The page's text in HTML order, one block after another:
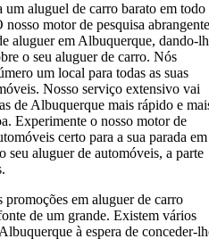
aluguel de carro barato em todo
motor de pesquisa abrangente
aluguer em Albuquerque, dando-
o seu aluguer de carro. Nós
um local para todas as suas
Nosso serviço extensivo vai
de Albuquerque mais rápido e
Experimente o nosso motor de
certo para a sua parada em
seu aluguer de automóveis, a parte
em aluguer de carro
de um grande. Existem vários
à espera de conceder-